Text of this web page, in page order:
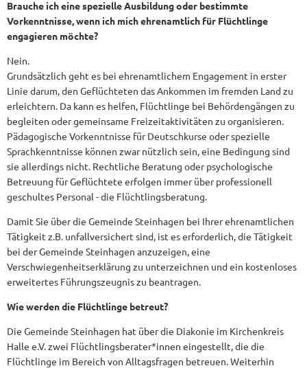
Brauche ich eine spezielle Ausbildung oder bestimmte
Vorkenntnisse, wenn ich mich ehrenamtlich für Flüchtlinge
engagieren möchte?
Nein.
Grundsätzlich geht es bei ehrenamtlichem Engagement in erster
Linie darum, den Geflüchteten das Ankommen im fremden Land zu
erleichtern. Da kann es helfen, Flüchtlinge bei Behördengängen zu
begleiten oder gemeinsame Freizeitaktivitäten zu organisieren.
Pädagogische Vorkenntnisse für Deutschkurse oder spezielle
Sprachkenntnisse können zwar nützlich sein, eine Bedingung sind
sie allerdings nicht. Rechtliche Beratung oder psychologische
Betreuung für Geflüchtete erfolgen immer über professionell
geschultes Personal - die Flüchtlingsberatung.
Damit Sie über die Gemeinde Steinhagen bei Ihrer ehrenamtlichen
Tätigkeit z.B. unfallversichert sind, ist es erforderlich, die Tätigkeit
bei der Gemeinde Steinhagen anzuzeigen, eine
Verschwiegenheitserklärung zu unterzeichnen und ein kostenloses
erweitertes Führungszeugnis zu beantragen.
Wie werden die Flüchtlinge betreut?
Die Gemeinde Steinhagen hat über die Diakonie im Kirchenkreis
Halle e.V. zwei Flüchtlingsberater*innen eingestellt, die die
Flüchtlinge im Bereich von Alltagsfragen betreuen. Weiterhin